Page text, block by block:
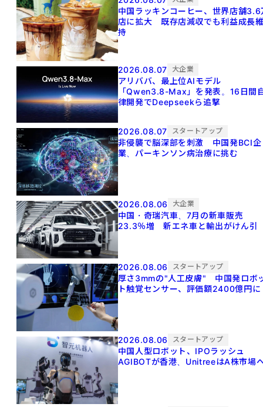
中国ラッキンコーヒー、世界店舗3.6
店に拡大 既存店減収でも利益成長
持
2026.08.07 大企業
アリババ、最上位AIモデル
「Qwen3.8-Max」を発表。16日間
律開発でDeepseekら追撃
2026.08.07 スタートアップ
非侵襲で脳深部を刺激 中国発BCI企
業、パーキンソン病治療に挑む
2026.08.06 大企業
中国・奇瑞汽車、7月の新車販売
23.3％増 新エネ車と輸出がけん引
2026.08.06 スタートアップ
厚さ3mmの"人工皮膚" 中国発ロボ
ト触覚センサー、評価額2400億円に
2026.08.06 スタートアップ
中国人型ロボット、IPOラッシュ
AGIBOTが香港、UnitreeはA株市場